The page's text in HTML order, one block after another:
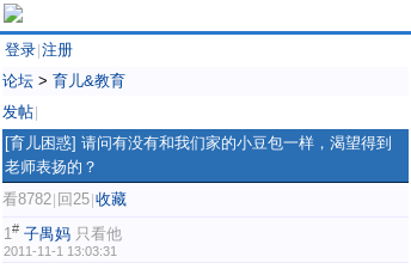
登录 注册
论坛 > 育儿&教育
发帖
[育儿困惑] 请问有没有和我们家的小豆包一样，渴望得到
老师表扬的？
看8782 回25 收藏
1# 子禺妈 只看他
2011-11-1 13:03:31